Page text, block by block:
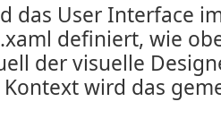
das User Interface
definiert, wie
der visuelle
wird das